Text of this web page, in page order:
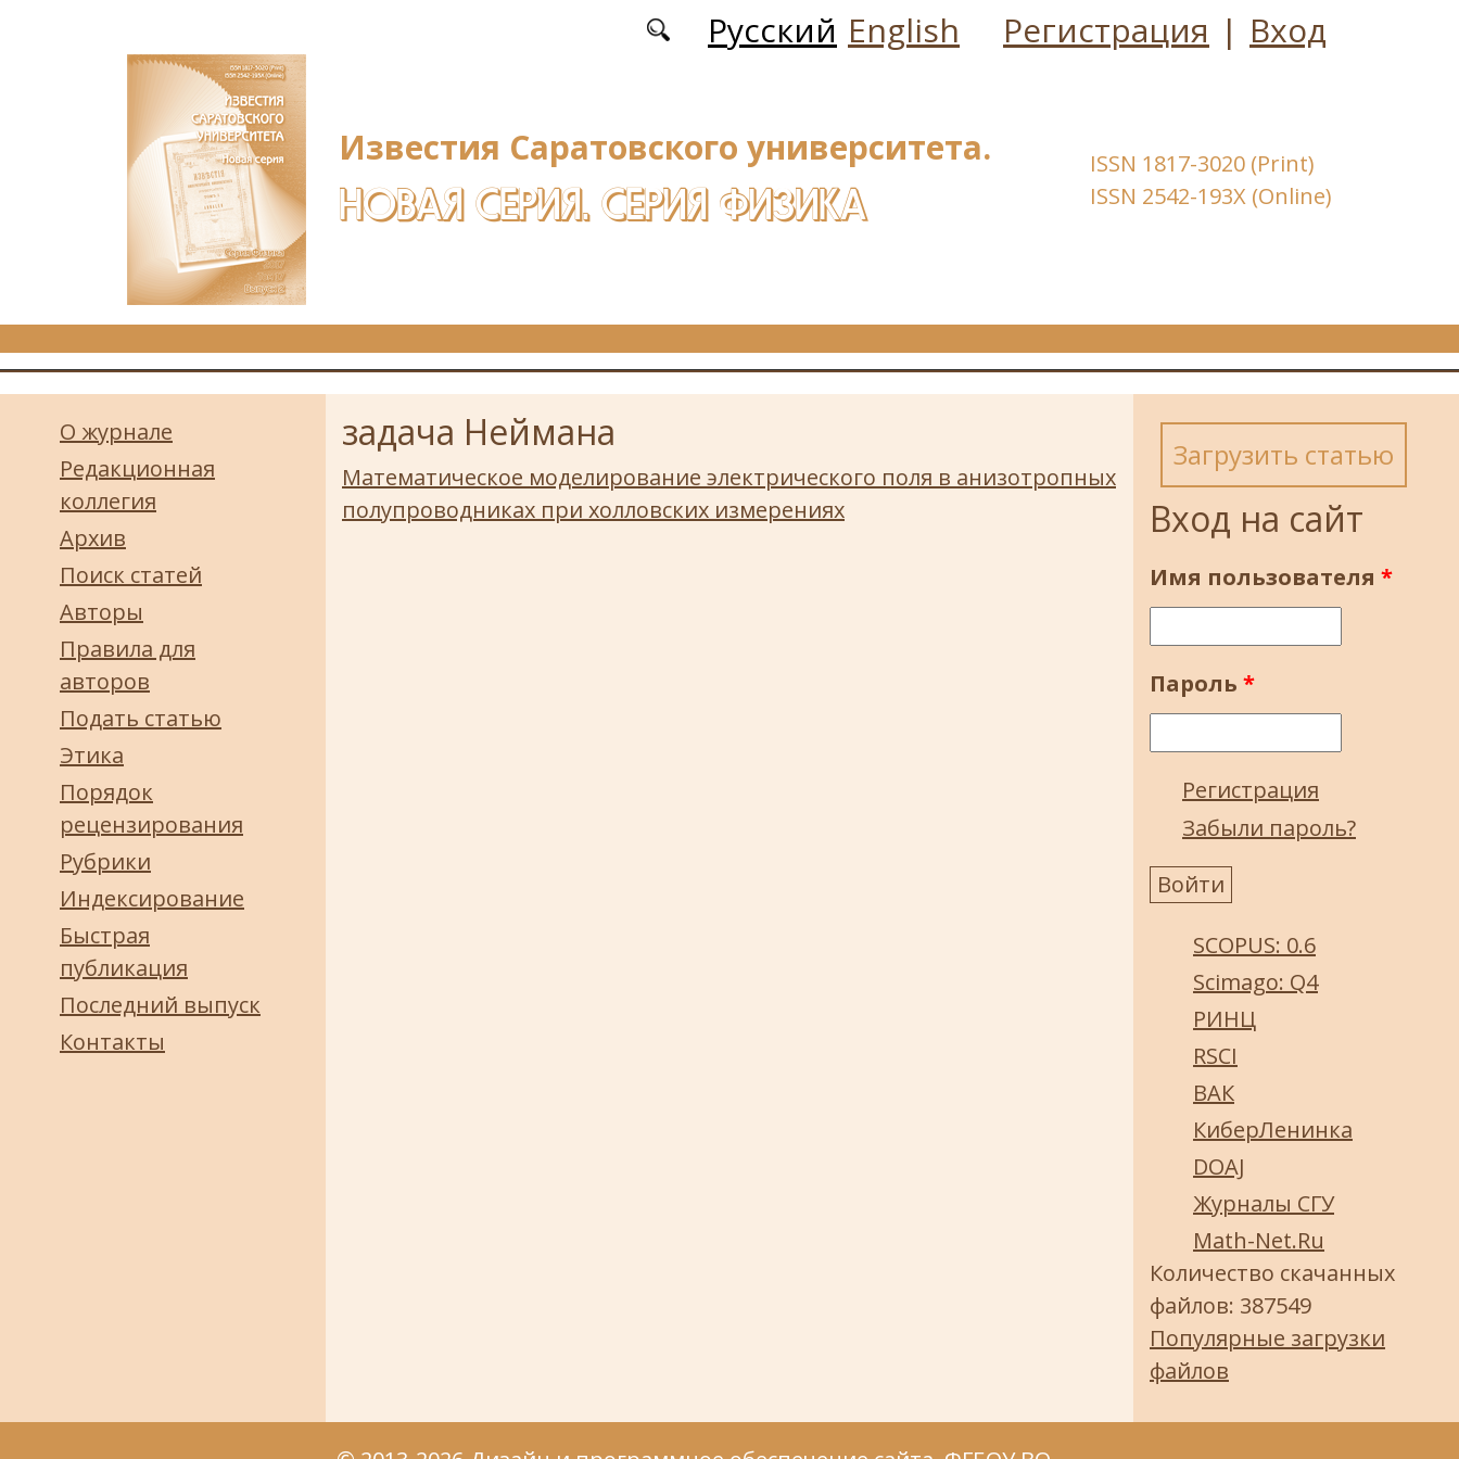
Русский English Регистрация | Вход
Известия Саратовского университета.
НОВАЯ СЕРИЯ. СЕРИЯ ФИЗИКА
ISSN 1817-3020 (Print)
ISSN 2542-193X (Online)
О журнале
Редакционная
коллегия
Архив
Поиск статей
Авторы
Правила для
авторов
Подать статью
Этика
Порядок
рецензирования
Рубрики
Индексирование
Быстрая
публикация
Последний выпуск
Контакты
задача Неймана
Математическое моделирование электрического поля в анизотропных
полупроводниках при холловских измерениях
Загрузить статью
Вход на сайт
Имя пользователя *
Пароль *
Регистрация
Забыли пароль?
SCOPUS: 0.6
Scimago: Q4
РИНЦ
RSCI
ВАК
КиберЛенинка
DOAJ
Журналы СГУ
Math-Net.Ru
Количество скачанных
файлов: 387549
Популярные загрузки
файлов